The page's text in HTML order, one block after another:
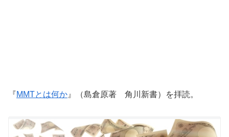
『MMTとは何か 』（島倉原著 角川新書）を拝読。